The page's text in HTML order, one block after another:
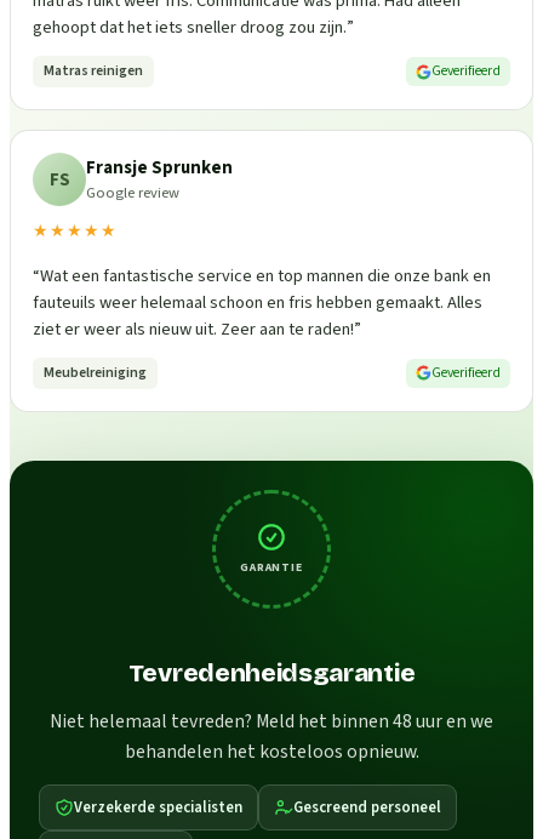
gehoopt dat het iets sneller droog zou zijn.”
Matras reinigen Geverifieerd
FS Fransje Sprunken
Google review
★★★★★
“Wat een fantastische service en top mannen die onze bank en
fauteuils weer helemaal schoon en fris hebben gemaakt. Alles
ziet er weer als nieuw uit. Zeer aan te raden!”
Meubelreiniging Geverifieerd
GARANTIE
Tevredenheidsgarantie
Niet helemaal tevreden? Meld het binnen 48 uur en we
behandelen het kosteloos opnieuw.
Verzekerde specialisten Gescreend personeel